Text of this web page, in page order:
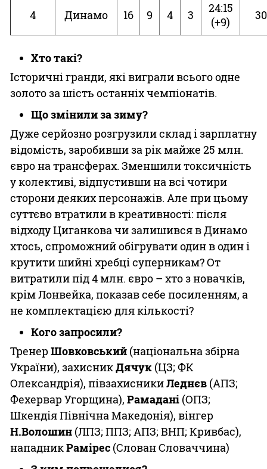
4 Динамо 16 9 4 3
24:15
(+9)
30
Хто такі?
Історичні гранди, які виграли всього одне
золото за шість останніх чемпіонатів.
Що змінили за зиму?
Дуже серйозно розгрузили склад і зарплатну
відомість, заробивши за рік майже 25 млн.
євро на трансферах. Зменшили токсичність
у колективі, відпустивши на всі чотири
сторони деяких персонажів. Але при цьому
суттєво втратили в креативності: після
відходу Циганкова чи залишився в Динамо
хтось, спроможний обігрувати один в один і
крутити шийні хребці суперникам? От
витратили під 4 млн. євро – хто з новачків,
крім Лонвейка, показав себе посиленням, а
не комплектацією для кількості?
Кого запросили?
Тренер Шовковський (національна збірна
України), захисникДячук (ЦЗ; ФК
Олександрія), півзахисникиЛеднєв (АПЗ;
Фехервар Угорщина), Рамадані (ОПЗ;
Шкендія Північна Македонія), вінгер
Н.Волошин (ЛПЗ; ППЗ; АПЗ; ВНП; Кривбас),
нападникРамірес (Слован Словаччина)